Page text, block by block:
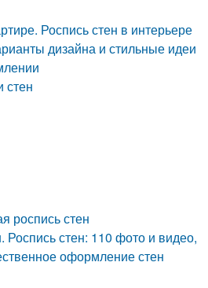
Роспись стен в интерьере
дизайна и стильные идеи
стен
роспись стен
Роспись стен: 110 фото и видео,
оформление стен